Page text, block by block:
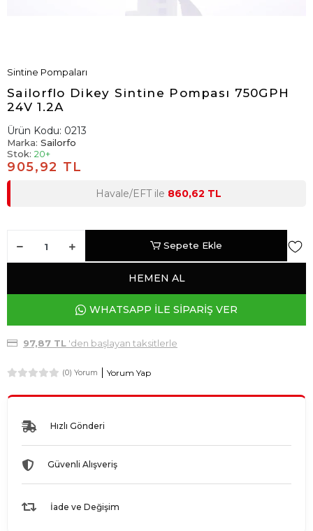
Sintine Pompaları
Sailorflo Dikey Sintine Pompası 750GPH
24V 1.2A
Ürün Kodu: 0213
Marka: Sailorfo
Stok: 20+
905,92 TL
Havale/EFT ile 860,62 TL
Sepete Ekle
HEMEN AL
WHATSAPP İLE SİPARİŞ VER
97,87 TL'den başlayan taksitlerle
(0) Yorum Yorum Yap
Hızlı Gönderi
Güvenli Alışveriş
İade ve Değişim